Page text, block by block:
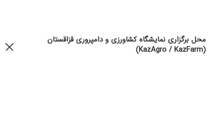
محل برگزاری نمایشگاه کشاورزی و دامپروری قزاقستان
(KazAgro / KazFarm)